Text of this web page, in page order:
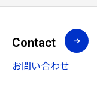
Contact
お問い合わせ